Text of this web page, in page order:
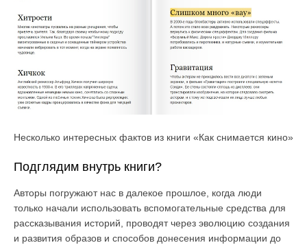
Несколько интересных фактов из книги «Как снимается кино»
Подглядим внутрь книги?
Авторы погружают нас в далекое прошлое, когда люди
только начали использовать вспомогательные средства для
рассказывания историй, проводят через эволюцию создания
и развития образов и способов донесения информации до